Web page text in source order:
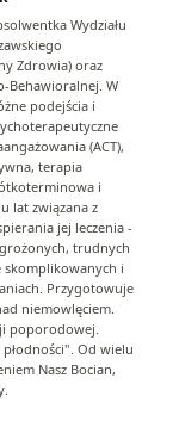
Wydziału
Zdrowia) oraz
Behawioralnej. W
podejścia i
(ACT),
terapia
i
lat związana z
jej leczenia -
trudnych
skomplikowanych i
Przygotowuje
niemowlęciem.
poporodowej.
Od wielu
Nasz Bocian,